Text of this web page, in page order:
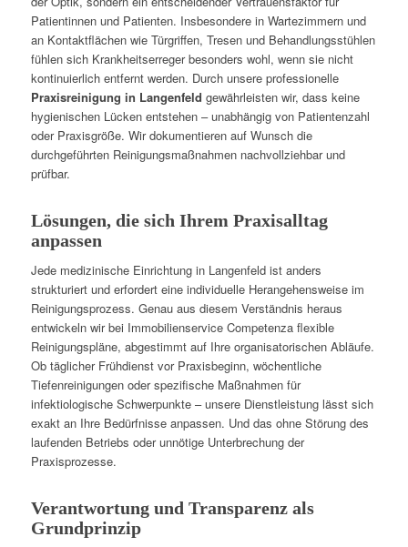
Patientinnen und Patienten. Insbesondere in Wartezimmern und
an Kontaktflächen wie Türgriffen, Tresen und Behandlungsstühlen
fühlen sich Krankheitserreger besonders wohl, wenn sie nicht
kontinuierlich entfernt werden. Durch unsere professionelle
Praxisreinigung in Langenfeld gewährleisten wir, dass keine
hygienischen Lücken entstehen – unabhängig von Patientenzahl
oder Praxisgröße. Wir dokumentieren auf Wunsch die
durchgeführten Reinigungsmaßnahmen nachvollziehbar und
prüfbar.
Lösungen, die sich Ihrem Praxisalltag
anpassen
Jede medizinische Einrichtung in Langenfeld ist anders
strukturiert und erfordert eine individuelle Herangehensweise im
Reinigungsprozess. Genau aus diesem Verständnis heraus
entwickeln wir bei Immobilienservice Competenza flexible
Reinigungspläne, abgestimmt auf Ihre organisatorischen Abläufe.
Ob täglicher Frühdienst vor Praxisbeginn, wöchentliche
Tiefenreinigungen oder spezifische Maßnahmen für
infektiologische Schwerpunkte – unsere Dienstleistung lässt sich
exakt an Ihre Bedürfnisse anpassen. Und das ohne Störung des
laufenden Betriebs oder unnötige Unterbrechung der
Praxisprozesse.
Verantwortung und Transparenz als
Grundprinzip